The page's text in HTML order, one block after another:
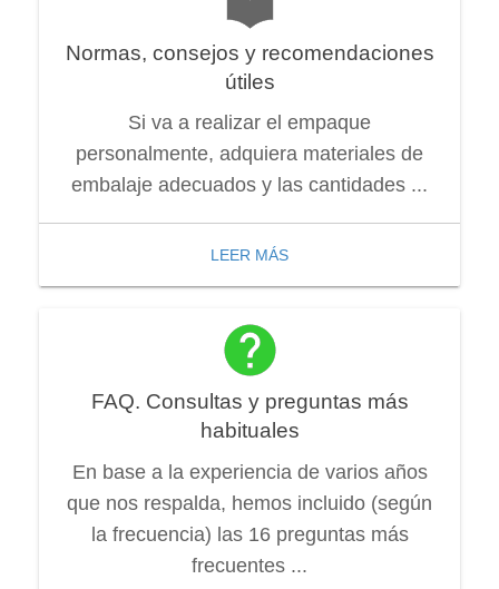
Normas, consejos y recomendaciones
útiles
Si va a realizar el empaque
personalmente, adquiera materiales de
embalaje adecuados y las cantidades ...
LEER MÁS
FAQ. Consultas y preguntas más
habituales
En base a la experiencia de varios años
que nos respalda, hemos incluido (según
la frecuencia) las 16 preguntas más
frecuentes ...